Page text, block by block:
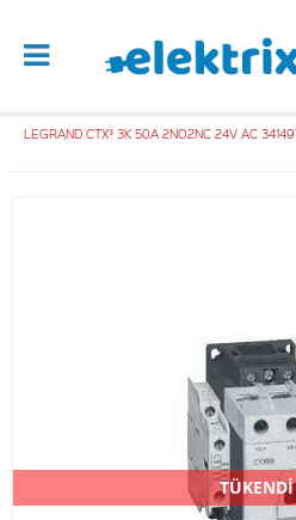
LEGRAND CTX³ 3K 50A 2NO2NC 24V AC
TÜKENDİ